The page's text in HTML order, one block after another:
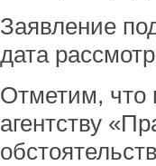
Заявление
дата
Отметим, что
агентству